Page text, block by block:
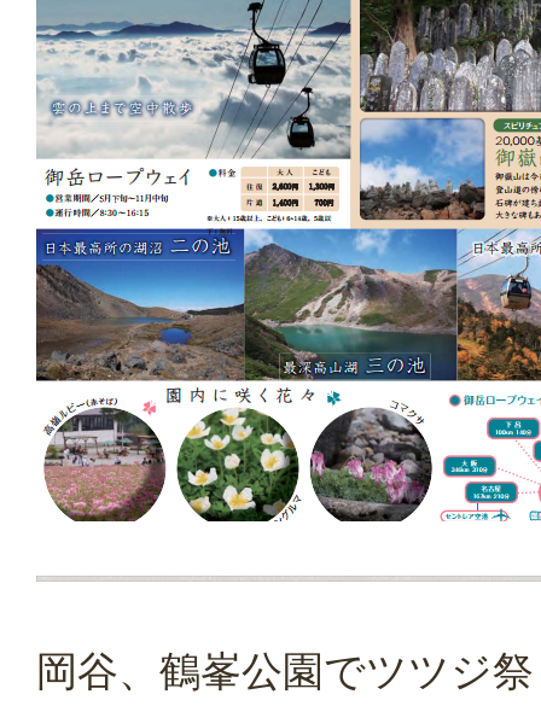
岡谷、鶴峯公園でツツジ